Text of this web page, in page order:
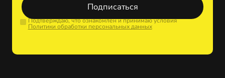
Подписаться
Подтверждаю, что ознакомлен и принимаю условия
Политики обработки персональных данных